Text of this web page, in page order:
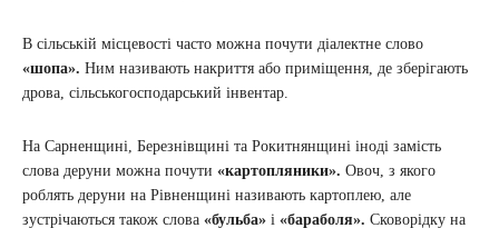
В сільській місцевості часто можна почути діалектне слово
«шопа». Ним називають накриття або приміщення, де зберігають
дрова, сільськогосподарський інвентар.
На Сарненщині, Березнівщині та Рокитнянщині іноді замість
слова деруни можна почути «картопляники». Овоч, з якого
роблять деруни на Рівненщині називають картоплею, але
зустрічаються також слова «бульба» і «бараболя». Сковорідку на